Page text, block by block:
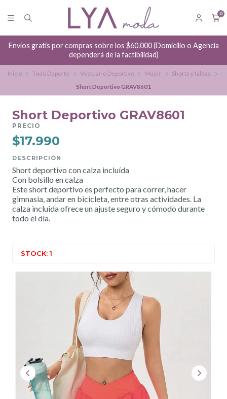
0
Envíos gratis por compras sobre los $60.000 (Domicilio o Agencia
dependerá de la factibilidad)
Inicio Todo Deporte Vestuario Deportivo Mujer
Shorts y faldas
Short Deportivo GRAV8601
Short Deportivo GRAV8601
PRECIO
$17.990
DESCRIPCIÓN
Short deportivo con calza incluída
Con bolsillo en calza
Este short deportivo es perfecto para correr, hacer
gimnasia, andar en bicicleta, entre otras actividades. La
calza incluida ofrece un ajuste seguro y cómodo durante
todo el día.
STOCK: 1